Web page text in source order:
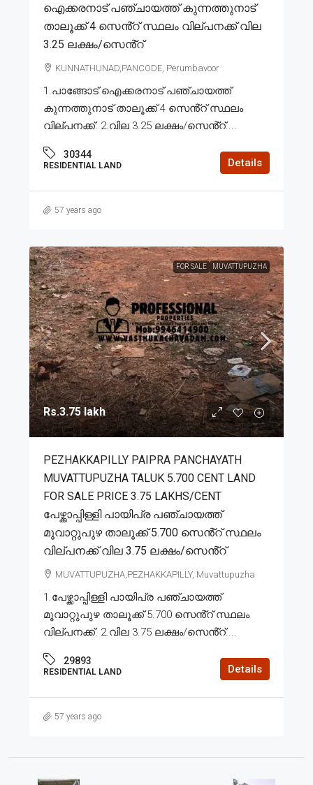
ഐക്കരനാട് പഞ്ചായത്ത് കുന്നത്തുനാട്
താലൂക്ക് 4 സെൻ്റ് സ്ഥലം വില്പനക്ക് വില
3.25 ലക്ഷം/സെൻ്റ്
KUNNATHUNAD,PANCODE, Perumbavoor
1.പാങ്ങോട് ഐക്കരനാട് പഞ്ചായത്ത്
കുന്നത്തുനാട് താലൂക്ക് 4 സെൻ്റ് സ്ഥലം
വില്പനക്ക്. 2.വില 3.25 ലക്ഷം/സെൻ്റ്....
30344
RESIDENTIAL LAND Details
57 years ago
FOR SALE MUVATTUPUZHA
Rs.3.75 lakh
PEZHAKKAPILLY PAIPRA PANCHAYATH
MUVATTUPUZHA TALUK 5.700 CENT LAND
FOR SALE PRICE 3.75 LAKHS/CENT
പേഴ്ക്കാപ്പിള്ളി പായിപ്ര പഞ്ചായത്ത്
മൂവാറ്റുപുഴ താലൂക്ക് 5.700 സെൻ്റ് സ്ഥലം
വില്പനക്ക് വില 3.75 ലക്ഷം/സെൻ്റ്
MUVATTUPUZHA,PEZHAKKAPILLY, Muvattupuzha
1.പേഴ്ക്കാപ്പിള്ളി പായിപ്ര പഞ്ചായത്ത്
മൂവാറ്റുപുഴ താലൂക്ക് 5.700 സെൻ്റ് സ്ഥലം
വില്പനക്ക്. 2.വില 3.75 ലക്ഷം/സെൻ്റ്....
29893
RESIDENTIAL LAND Details
57 years ago